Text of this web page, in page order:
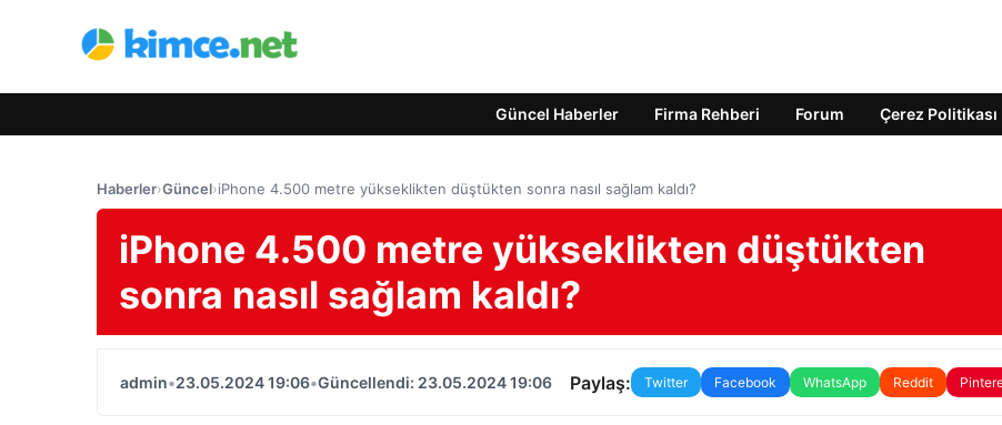
Güncel Haberler Firma Rehberi Forum Çerez Politikası
Haberler›Güncel›iPhone 4.500 metre yükseklikten düştükten sonra nasıl sağlam kaldı?
iPhone 4.500 metre yükseklikten düştükten
sonra nasıl sağlam kaldı?
admin•23.05.2024 19:06•Güncellendi: 23.05.2024 19:06 Paylaş: Twitter Facebook WhatsApp Reddit